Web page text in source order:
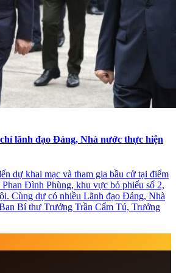
lãnh đạo Đảng, Nhà nước thực hiện
dự khai mạc và tham gia bầu cử tại điểm
Đình Phùng, khu vực bỏ phiếu số 2,
Cùng dự có nhiều Lãnh đạo Đảng, Nhà
Bí thư Trưởng Trần Cẩm Tú, Trưởng